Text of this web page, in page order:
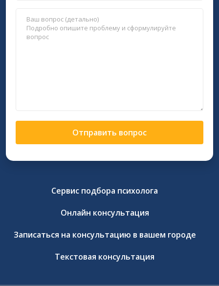
Отправить вопрос
Сервис подбора психолога
Онлайн консультация
Записаться на консультацию в вашем городе
Текстовая консультация